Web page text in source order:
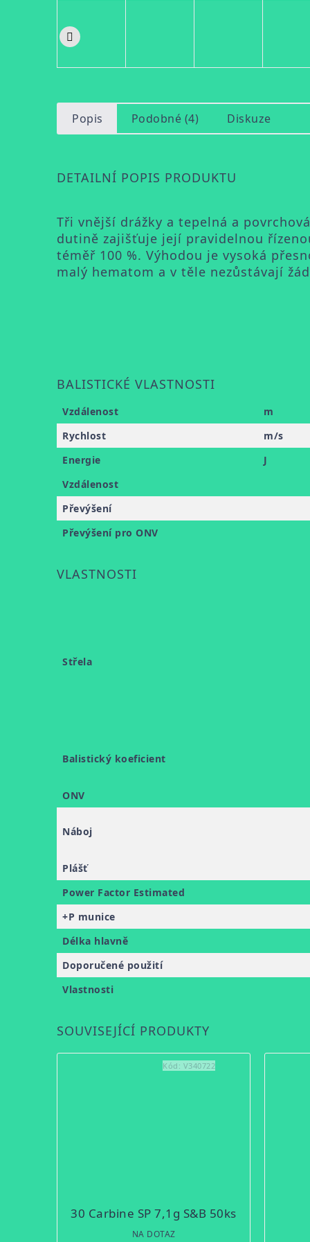
Popis Podobné (4) Diskuze
DETAILNÍ POPIS PRODUKTU
Tři vnější drážky a tepelná a
dutině zajišťuje její pravidelnou
téměř 100 %. Výhodou je vysoká
malý hematom a v těle nezůstávají
BALISTICKÉ VLASTNOSTI
Vzdálenost m
Rychlost
m/s
Energie
J
Vzdálenost
Převýšení
Převýšení pro ONV
VLASTNOSTI
Střela
Balistický koeficient
ONV
Náboj
Plášť
Power Factor Estimated
+P munice
Délka hlavně
Doporučené použití
Vlastnosti
SOUVISEJÍCÍ PRODUKTY
30 Carbine SP 7,1g S&B 50ks
NA DOTAZ
Kód: V340722